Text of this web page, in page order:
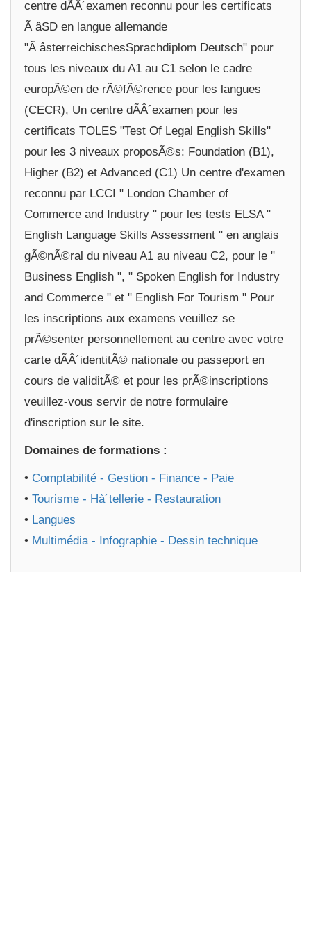
centre dÃÂ´examen reconnu pour les certificats
Ã âSD en langue allemande
"Ã âsterreichischesSprachdiplom Deutsch" pour
tous les niveaux du A1 au C1 selon le cadre
europÃ©en de rÃ©fÃ©rence pour les langues
(CECR), Un centre dÃÂ´examen pour les
certificats TOLES "Test Of Legal English Skills"
pour les 3 niveaux proposÃ©s: Foundation (B1),
Higher (B2) et Advanced (C1) Un centre d'examen
reconnu par LCCI " London Chamber of
Commerce and Industry " pour les tests ELSA "
English Language Skills Assessment " en anglais
gÃ©nÃ©ral du niveau A1 au niveau C2, pour le "
Business English ", " Spoken English for Industry
and Commerce " et " English For Tourism " Pour
les inscriptions aux examens veuillez se
prÃ©senter personnellement au centre avec votre
carte dÃÂ´identitÃ© nationale ou passeport en
cours de validitÃ© et pour les prÃ©inscriptions
veuillez-vous servir de notre formulaire
d'inscription sur le site.
Domaines de formations :
• Comptabilité - Gestion - Finance - Paie
• Tourisme - Hà´tellerie - Restauration
• Langues
• Multimédia - Infographie - Dessin technique